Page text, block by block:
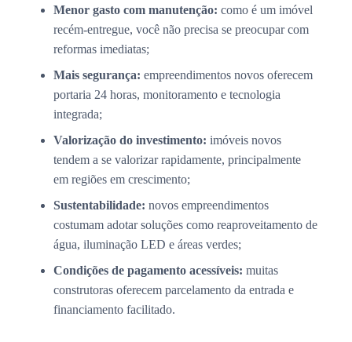
Menor gasto com manutenção: como é um imóvel
recém-entregue, você não precisa se preocupar com
reformas imediatas;
Mais segurança: empreendimentos novos oferecem
portaria 24 horas, monitoramento e tecnologia
integrada;
Valorização do investimento: imóveis novos
tendem a se valorizar rapidamente, principalmente
em regiões em crescimento;
Sustentabilidade: novos empreendimentos
costumam adotar soluções como reaproveitamento de
água, iluminação LED e áreas verdes;
Condições de pagamento acessíveis: muitas
construtoras oferecem parcelamento da entrada e
financiamento facilitado.